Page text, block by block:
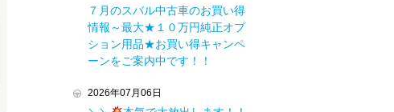
７月のスバル中古車のお買い得
情報～最大★１０万円純正オプ
ション用品★お買い得キャンペ
ーンをご案内中です！！
2026年07月06日